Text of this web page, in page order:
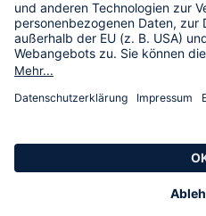
HSE International